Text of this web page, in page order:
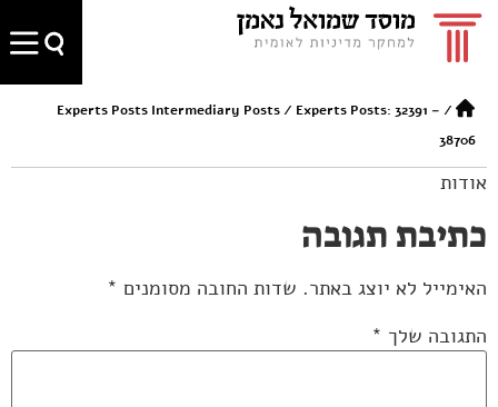
/
Experts Posts Intermediary Posts/ Experts Posts: 32391 –
38706
אודות
כתיבת תגובה
האימייל לא יוצג באתר. שדות החובה מסומנים *
התגובה שלך *